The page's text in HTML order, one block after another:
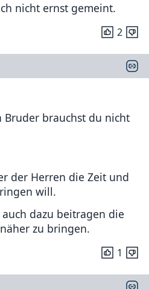
nicht ernst gemeint.
2
Bruder brauchst du nicht
der Herren die Zeit und
will.
dazu beitragen die
zu bringen.
1